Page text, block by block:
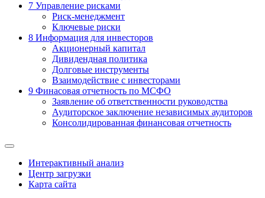
7 Управление рисками
Риск-менеджмент
Ключевые риски
8 Информация для инвесторов
Акционерный капитал
Дивидендная политика
Долговые инструменты
Взаимодействие с инвеcторами
9 Финасовая отчетность по МСФО
Заявление об ответственности руководства
Аудиторское заключение независимых аудиторов
Консолидированная финансовая отчетность
Интерактивный анализ
Центр загрузки
Карта сайта